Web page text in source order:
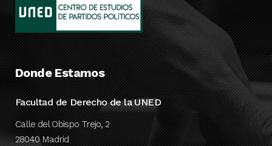
Donde Estamos
Facultad de Derecho de la UNED
Calle del Obispo Trejo, 2
28040 Madrid